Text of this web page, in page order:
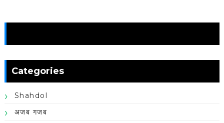
Categories
Shahdol
अजब गजब